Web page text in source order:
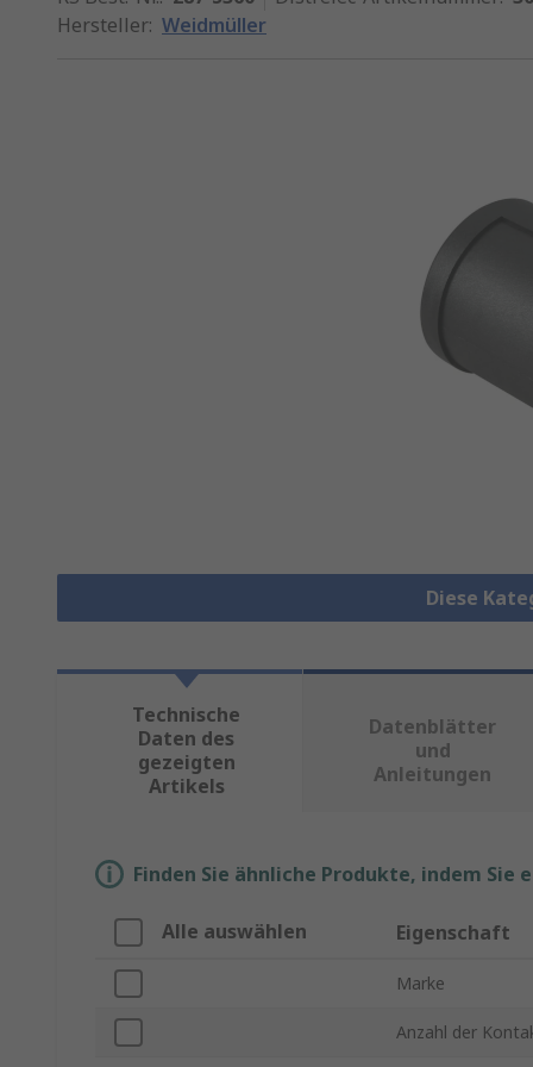
Hersteller: Weidmüller
Diese
Technische
Daten des
gezeigten
Artikels
Datenblätter
und
Anleitungen
Finden Sie ähnliche Produkte, indem
Alle auswählen Eigenschaft
Marke
Anzahl der